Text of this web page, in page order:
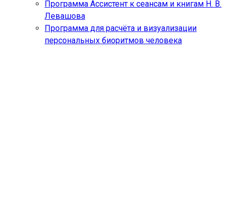
Программа Ассистент к сеансам и книгам Н. В.
Левашова
Программа для расчёта и визуализации
персональных биоритмов человека